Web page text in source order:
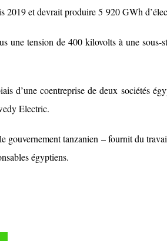
2019 et devrait produire 5 920 GWh
une tension de 400 kilovolts à une
d’une coentreprise de deux sociétés
Electric.
gouvernement tanzanien – fournit du
égyptiens.